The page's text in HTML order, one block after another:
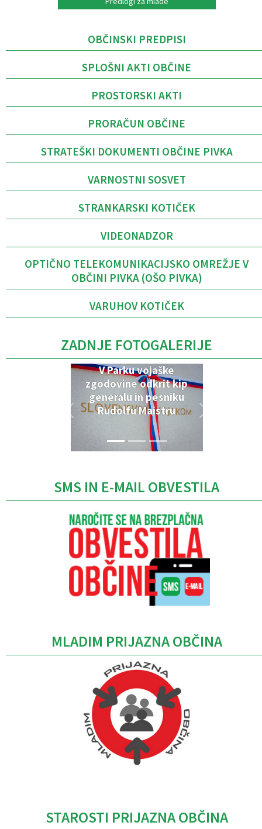
OBČINSKI PREDPISI
SPLOŠNI AKTI OBČINE
PROSTORSKI AKTI
PRORAČUN OBČINE
STRATEŠKI DOKUMENTI OBČINE PIVKA
VARNOSTNI SOSVET
STRANKARSKI KOTIČEK
VIDEONADZOR
OPTIČNO TELEKOMUNIKACIJSKO OMREŽJE V
OBČINI PIVKA (OŠO PIVKA)
VARUHOV KOTIČEK
ZADNJE FOTOGALERIJE
V Parku vojaške
zgodovine odkrit kip
generalu in pesniku
Rudolfu Maistru
SMS IN E-MAIL OBVESTILA
MLADIM PRIJAZNA OBČINA
STAROSTI PRIJAZNA OBČINA